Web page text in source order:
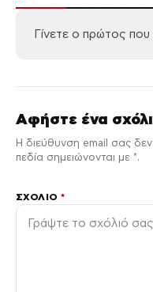
Γίνετε ο πρώτος
Αφήστε ένα
Η διεύθυνση email σας
πεδία σημειώνονται με *.
ΣΧΌΛΙΟ*